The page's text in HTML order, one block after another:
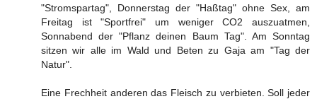
"Stromspartag", Donnerstag der "Haßtag" ohne Sex, am
Freitag ist "Sportfrei" um weniger CO2 auszuatmen,
Sonnabend der "Pflanz deinen Baum Tag". Am Sonntag
sitzen wir alle im Wald und Beten zu Gaja am "Tag der
Natur".
Eine Frechheit anderen das Fleisch zu verbieten. Soll jeder